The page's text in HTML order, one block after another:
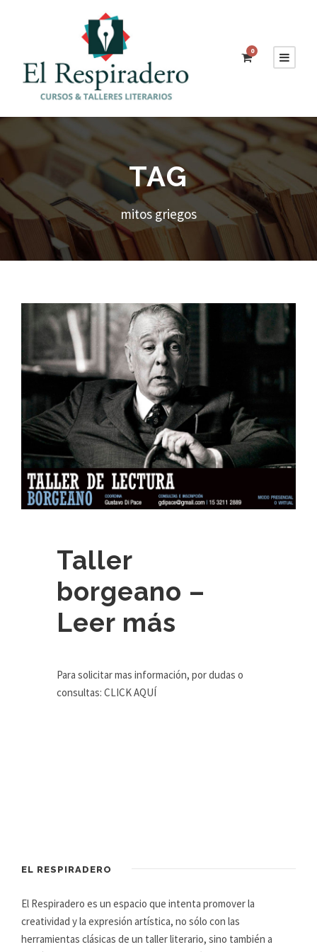
0
TAG
mitos griegos
Taller
borgeano –
Leer más
Para solicitar mas información, por dudas o
consultas: CLICK AQUÍ
EL RESPIRADERO
El Respiradero es un espacio que intenta promover la
creatividad y la expresión artística, no sólo con las
herramientas clásicas de un taller literario, sino también a